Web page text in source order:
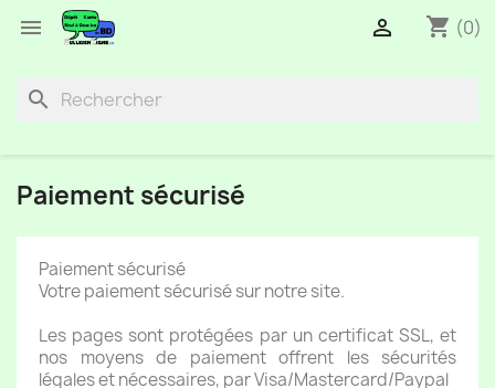
 shopping_cart (0)

search
Paiement sécurisé
Paiement sécurisé
Votre paiement sécurisé sur notre site.
Les pages sont protégées par un certificat SSL, et
nos moyens de paiement offrent les sécurités
légales et nécessaires, par Visa/Mastercard/Paypal